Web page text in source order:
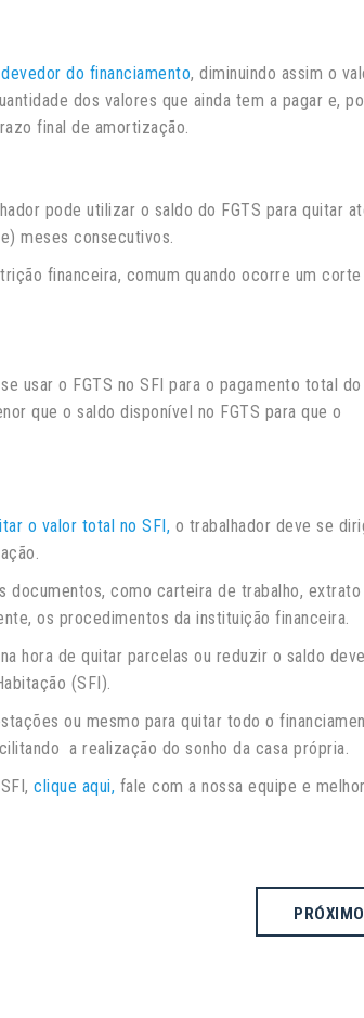
do financiamento, diminuindo assim o
dos valores que ainda tem a pagar e,
final de amortização.
pode utilizar o saldo do FGTS para quitar
meses consecutivos.
financeira, comum quando ocorre um corte
usar o FGTS no SFI para o pagamento total do
que o saldo disponível no FGTS para que o
o valor total no SFI, o trabalhador deve se
documentos, como carteira de trabalho, extrato
os procedimentos da instituição financeira.
hora de quitar parcelas ou reduzir o saldo
(SFI).
ou mesmo para quitar todo o
a realização do sonho da casa própria.
clique aqui, fale com a nossa equipe e
PRÓXIMO